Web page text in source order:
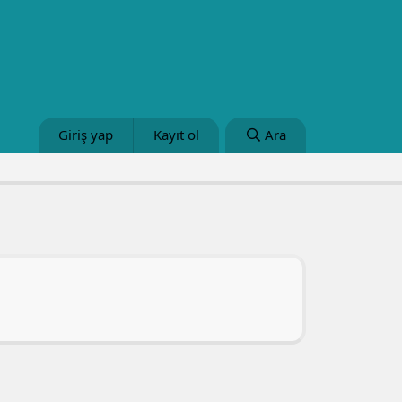
Giriş yap Kayıt ol Ara